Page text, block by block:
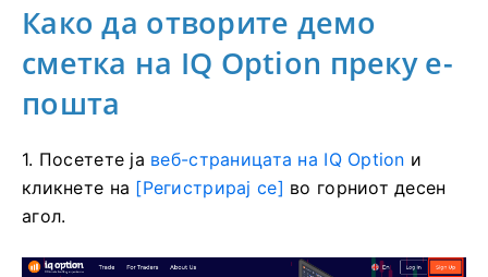
Како да отворите демо
сметка на IQ Option преку е-
пошта
1. Посетете ја веб-страницата на IQ Option и
кликнете на [Регистрирај се] во горниот десен
агол.